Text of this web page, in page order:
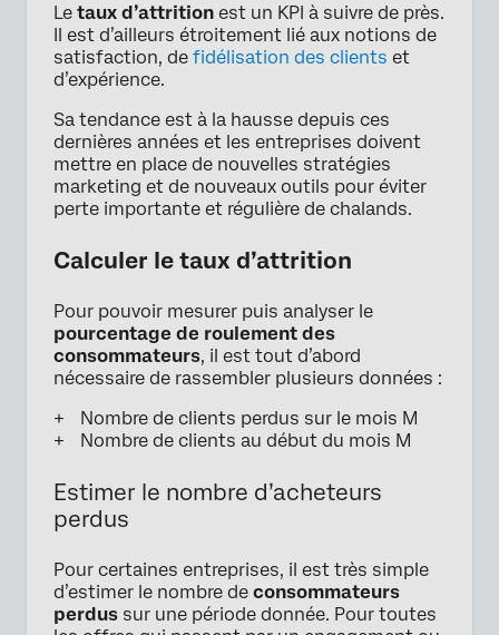
Le taux d’attrition est un KPI à suivre de près.
Il est d’ailleurs étroitement lié aux notions de
satisfaction, de fidélisation des clients et
d’expérience.
Sa tendance est à la hausse depuis ces
dernières années et les entreprises doivent
mettre en place de nouvelles stratégies
marketing et de nouveaux outils pour éviter
perte importante et régulière de chalands.
Calculer le taux d’attrition
Pour pouvoir mesurer puis analyser le
pourcentage de roulement des
consommateurs, il est tout d’abord
nécessaire de rassembler plusieurs données :
Nombre de clients perdus sur le mois M
Nombre de clients au début du mois M
Estimer le nombre d’acheteurs
perdus
Pour certaines entreprises, il est très simple
d’estimer le nombre de consommateurs
perdus sur une période donnée. Pour toutes